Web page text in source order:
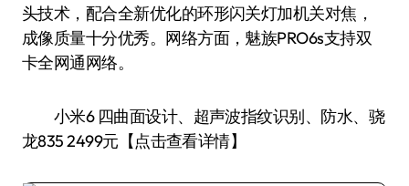
头技术，配合全新优化的环形闪关灯加机关对焦，
成像质量十分优秀。网络方面，魅族PRO6s支持双
卡全网通网络。
小米6 四曲面设计、超声波指纹识别、防水、骁
龙835 2499元【点击查看详情】